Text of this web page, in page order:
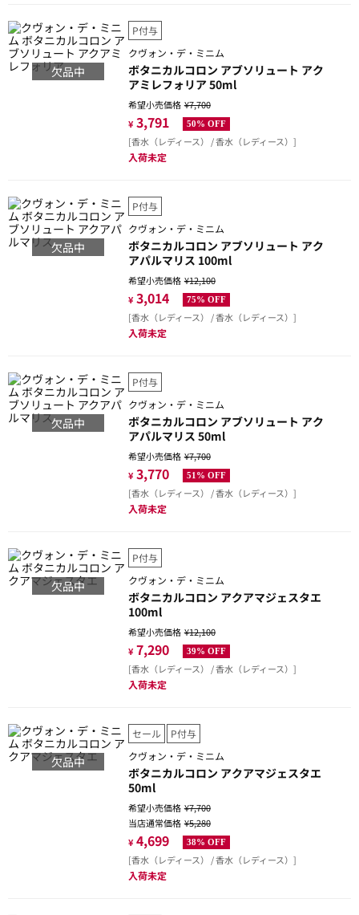
欠品中
P付与
クヴォン・デ・ミニム
ボタニカルコロン アブソリュート アク
アミレフォリア 50ml
希望小売価格¥7,700
¥ 3,791 50% OFF
[香水（レディース） / 香水（レディース）]
入荷未定
欠品中
P付与
クヴォン・デ・ミニム
ボタニカルコロン アブソリュート アク
アパルマリス 100ml
希望小売価格¥12,100
¥ 3,014 75% OFF
[香水（レディース） / 香水（レディース）]
入荷未定
欠品中
P付与
クヴォン・デ・ミニム
ボタニカルコロン アブソリュート アク
アパルマリス 50ml
希望小売価格¥7,700
¥ 3,770 51% OFF
[香水（レディース） / 香水（レディース）]
入荷未定
欠品中
P付与
クヴォン・デ・ミニム
ボタニカルコロン アクアマジェスタエ
100ml
希望小売価格¥12,100
¥ 7,290 39% OFF
[香水（レディース） / 香水（レディース）]
入荷未定
欠品中
セール
P付与
クヴォン・デ・ミニム
ボタニカルコロン アクアマジェスタエ
50ml
希望小売価格¥7,700
当店通常価格¥5,280
¥ 4,699 38% OFF
[香水（レディース） / 香水（レディース）]
入荷未定